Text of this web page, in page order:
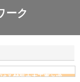
ーク
る舗装土木工事と求